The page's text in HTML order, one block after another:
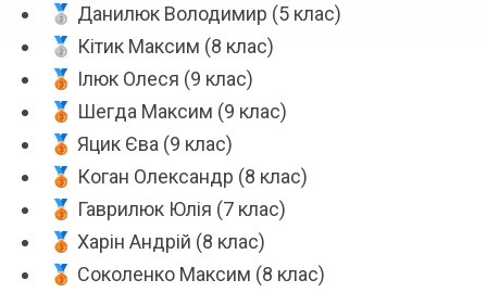
🥈 Данилюк Володимир (5 клас)
🥈 Кітик Максим (8 клас)
🥉 Ілюк Олеся (9 клас)
🥉 Шегда Максим (9 клас)
🥉 Яцик Єва (9 клас)
🥉 Коган Олександр (8 клас)
🥉 Гаврилюк Юлія (7 клас)
🥉 Харін Андрій (8 клас)
🥉 Соколенко Максим (8 клас)